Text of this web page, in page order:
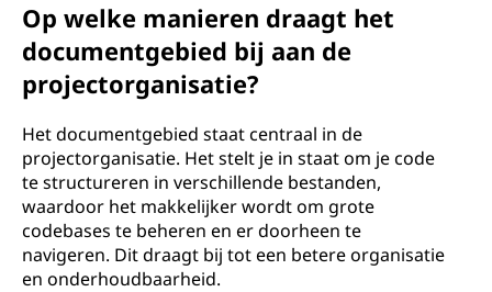
Op welke manieren draagt het
documentgebied bij aan de
projectorganisatie?
Het documentgebied staat centraal in de
projectorganisatie. Het stelt je in staat om je code
te structureren in verschillende bestanden,
waardoor het makkelijker wordt om grote
codebases te beheren en er doorheen te
navigeren. Dit draagt bij tot een betere organisatie
en onderhoudbaarheid.